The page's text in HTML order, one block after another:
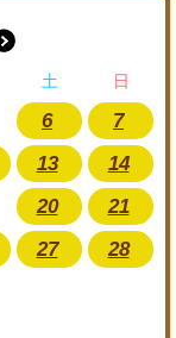
土 日
6
7
13
14
20
21
27
28